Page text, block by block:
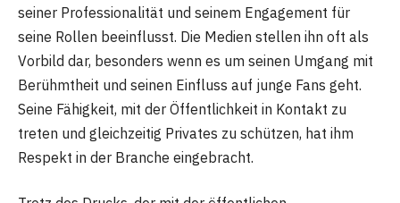
seiner Professionalität und seinem Engagement für
seine Rollen beeinflusst. Die Medien stellen ihn oft als
Vorbild dar, besonders wenn es um seinen Umgang mit
Berühmtheit und seinen Einfluss auf junge Fans geht.
Seine Fähigkeit, mit der Öffentlichkeit in Kontakt zu
treten und gleichzeitig Privates zu schützen, hat ihm
Respekt in der Branche eingebracht.